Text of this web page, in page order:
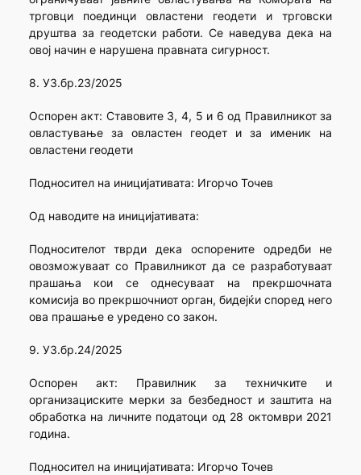
трговци поединци овластени геодети и трговски
друштва за геодетски работи. Се наведува дека на
овој начин е нарушена правната сигурност.
8. УЗ.бр.23/2025
Оспорен акт: Ставовите 3, 4, 5 и 6 од Правилникот за
овластување за овластен геодет и за именик на
овластени геодети
Подносител на иницијативата: Игорчо Точев
Од наводите на иницијативата:
Подносителот тврди дека оспорените одредби не
овозможуваат со Правилникот да се разработуваат
прашања кои се однесуваат на прекршочната
комисија во прекршочниот орган, бидејќи според него
ова прашање е уредено со закон.
9. УЗ.бр.24/2025
Оспорен акт: Правилник за техничките и
организациските мерки за безбедност и заштита на
обработка на личните податоци од 28 октомври 2021
година.
Подносител на иницијативата: Игорчо Точев